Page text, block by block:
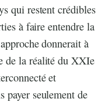
qui restent crédibles
à faire entendre la
donnerait à
de la réalité du XXIe
et
payer seulement de